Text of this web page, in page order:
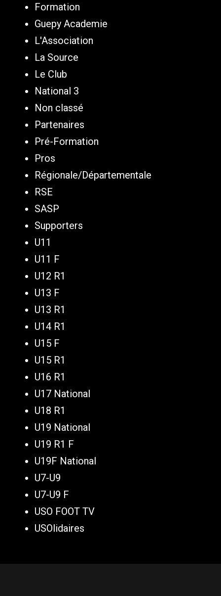
Formation
Guepy Academie
L'Association
La Source
Le Club
National 3
Non classé
Partenaires
Pré-Formation
Pros
Régionale/Départementale
RSE
SASP
Supporters
U11
U11 F
U12 R1
U13 F
U13 R1
U14 R1
U15 F
U15 R1
U16 R1
U17 National
U18 R1
U19 National
U19 R1 F
U19F National
U7-U9
U7-U9 F
USO FOOT TV
USOlidaires